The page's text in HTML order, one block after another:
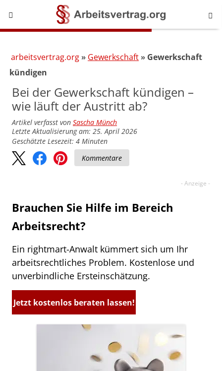
arbeitsvertrag.org Gewerkschaft
Gewerkschaft
kündigen
Bei der Gewerkschaft kündigen –
wie läuft der Austritt ab?
Artikel verfasst von Sascha Münch
Letzte Aktualisierung am: 25. April 2026
Geschätzte Lesezeit: 4 Minuten
Kommentare
Brauchen Sie Hilfe im Bereich
Arbeitsrecht?
Ein rightmart-Anwalt kümmert sich um Ihr
arbeitsrechtliches Problem. Kostenlose und
unverbindliche Ersteinschätzung.
Jetzt kostenlos beraten lassen!